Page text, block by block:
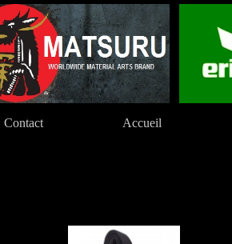
Contact Accueil